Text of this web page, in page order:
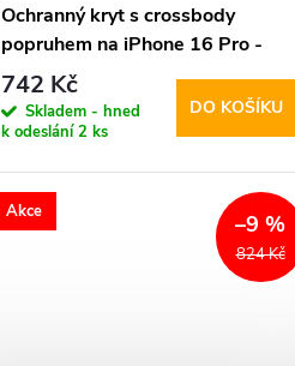
Ochranný kryt s crossbody
popruhem na iPhone 16 Pro -
Guess, 4G PU Metal Logo Brown
742 Kč
Skladem - hned
k odeslání2 ks
DO KOŠÍKU
Akce
824 Kč
–9 %